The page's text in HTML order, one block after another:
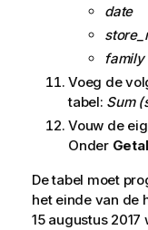
date
family
Voeg de
tabel: Sum
Vouw de
Onder
De tabel moet
het einde van de
15 augustus